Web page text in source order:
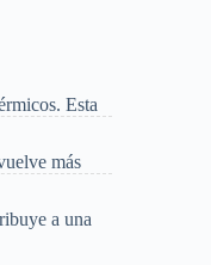
Esta
más
a una